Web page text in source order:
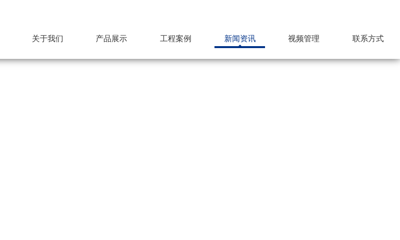
关于我们
超达标识
产品展示 工程案例 新闻资讯 视频管理
联系方式
招贤纳才